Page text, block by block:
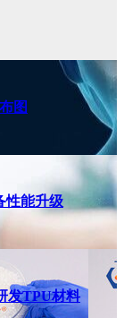
图
性能升级
发TPU材料